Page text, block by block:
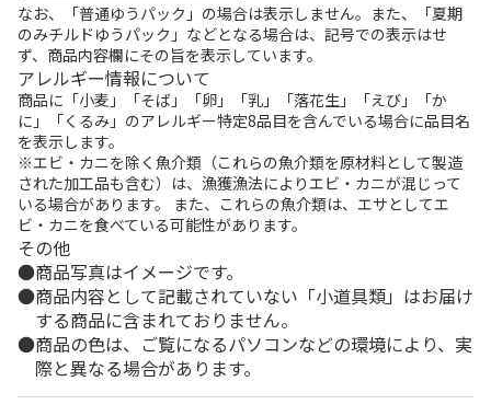
なお、「普通ゆうパック」の場合は表示しません。また、「夏期
のみチルドゆうパック」などとなる場合は、記号での表示はせ
ず、商品内容欄にその旨を表示しています。
アレルギー情報について
商品に「小麦」「そば」「卵」「乳」「落花生」「えび」「か
に」「くるみ」のアレルギー特定8品目を含んでいる場合に品目名
を表示します。
※エビ・カニを除く魚介類（これらの魚介類を原材料として製造
された加工品も含む）は、漁獲漁法によりエビ・カニが混じって
いる場合があります。 また、これらの魚介類は、エサとしてエ
ビ・カニを食べている可能性があります。
その他
商品写真はイメージです。
商品内容として記載されていない「小道具類」はお届け
する商品に含まれておりません。
商品の色は、ご覧になるパソコンなどの環境により、実
際と異なる場合があります。